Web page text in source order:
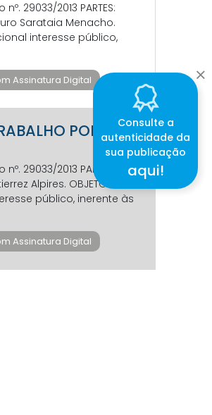
nº. 29033/2013 PARTES:
Sarataia Menacho.
interesse público,
Assinatura Digital
POR
29033/2013 PARTES:
Alpires. OBJETO:
público, inerente às
Assinatura Digital
Consulte a
autenticidade da
sua publicação
aqui!